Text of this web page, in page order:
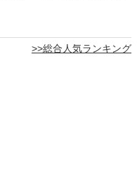
>>総合人気ランキング